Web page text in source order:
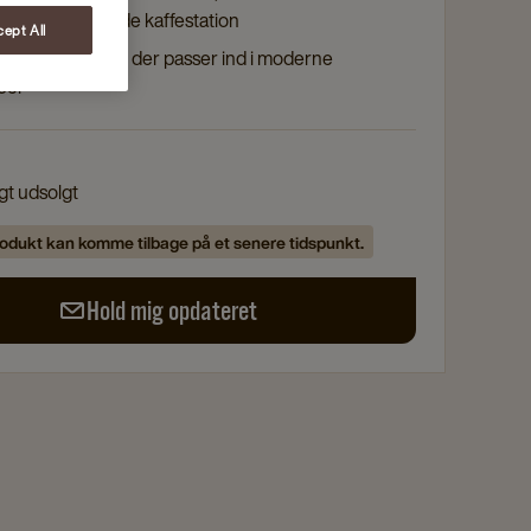
og indbydende kaffestation
praktisk design, der passer ind i moderne
udsolgt
kan komme tilbage på et senere tidspunkt.
Hold mig opdateret
All